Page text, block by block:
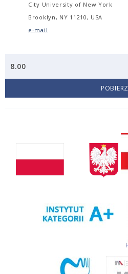
City University of New York
Brooklyn, NY 11210, USA
e-mail
8.00
POBIERZ